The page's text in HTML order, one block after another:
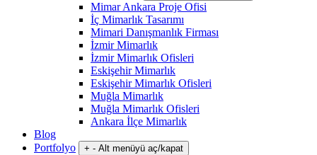
Mimar Ankara Proje Ofisi
İç Mimarlık Tasarımı
Mimari Danışmanlık Firması
İzmir Mimarlık
İzmir Mimarlık Ofisleri
Eskişehir Mimarlık
Eskişehir Mimarlık Ofisleri
Muğla Mimarlık
Muğla Mimarlık Ofisleri
Ankara İlçe Mimarlık
Blog
Portfolyo
+ - Alt menüyü aç/kapat